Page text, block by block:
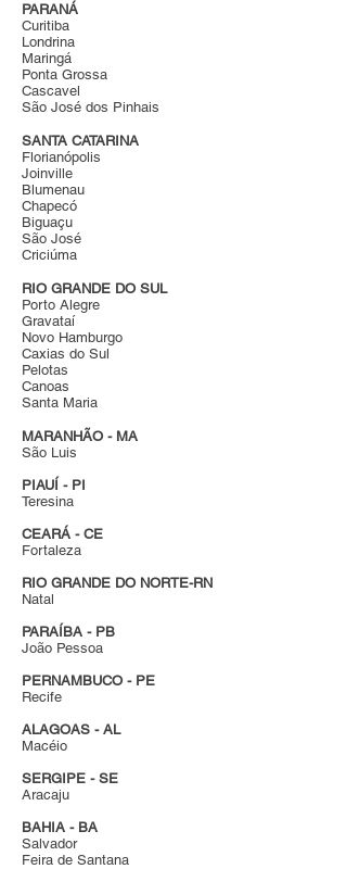
PARANÁ
Curitiba
Londrina
Maringá
Ponta Grossa
Cascavel
São José dos Pinhais
SANTA CATARINA
Florianópolis
Joinville
Blumenau
Chapecó
Biguaçu
São José
Criciúma
RIO GRANDE DO SUL
Porto Alegre
Gravataí
Novo Hamburgo
Caxias do Sul
Pelotas
Canoas
Santa Maria
MARANHÃO - MA
São Luis
PIAUÍ - PI
Teresina
CEARÁ - CE
Fortaleza
RIO GRANDE DO NORTE-RN
Natal
PARAÍBA - PB
João Pessoa
PERNAMBUCO - PE
Recife
ALAGOAS - AL
Macéio
SERGIPE - SE
Aracaju
BAHIA - BA
Salvador
Feira de Santana